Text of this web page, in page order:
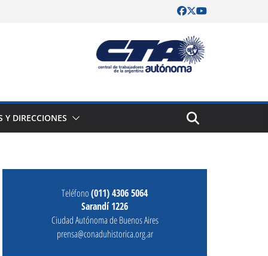
Y DIRECCIONES
Teléfono(011) 4306 5064
Sarandí 1226
Ciudad Autónoma de Buenos Aires
prensa@conaduhistorica.org.ar